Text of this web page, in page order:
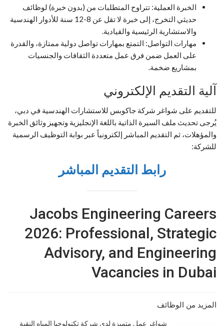
الخبرة العملية: تتراوح المتطلبات من (بدون خبرة) لوظائف
حديثي التخرج، إلى خبرة لا تقل عن 8-12 سنة للأدوار الهندسية
والاستشارية الرئيسية والقيادية.
مهارات التواصل: التمتع بمهارات تواصل دولية ممتازة، والقدرة
على العمل ضمن فرق عمل متعددة الثقافات والجنسيات
بمشاريع ضخمة.
آلية التقديم الإلكتروني
للتقديم على شواغر شركة جاكوبس للاستشارات الهندسية في دبي،
يُرجى تحديث ملف السيرة الذاتية باللغة الإنجليزية وتجهيز وثائق الخبرة
والمؤهلات، ثم التقديم المباشر إلكترونياً عبر بوابة التوظيف الرسمية
للشركة:
رابط التقديم المباشر
Jacobs Engineering Careers
2026: Professional, Strategic
Advisory, and Engineering
Vacancies in Dubai
المزيد من الوظائف
شواغر عمل متميزة لدى شركة تكنولوجيا المياه النقية